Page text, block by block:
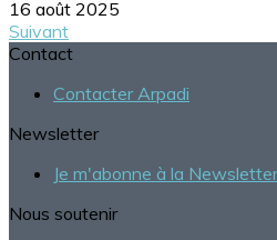
16 août 2025
Suivant
Contact
Contacter Arpadi
Newsletter
Je m'abonne à la Newsletter
Nous soutenir